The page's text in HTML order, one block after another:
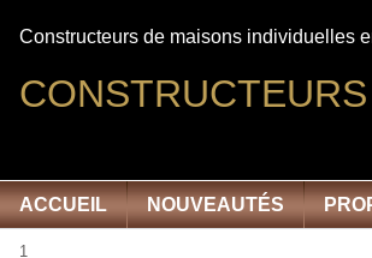
Constructeurs de maisons individuelles
ACCUEIL NOUVEAUTÉS
1